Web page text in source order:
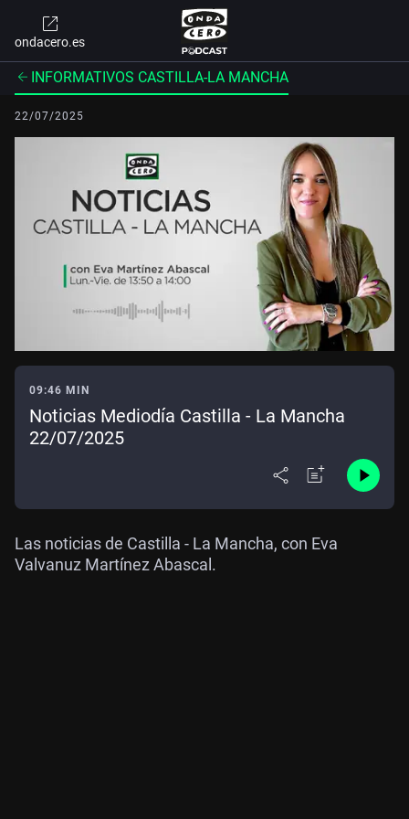
ondacero.es
INFORMATIVOS CASTILLA-LA MANCHA
22/07/2025
09:46 MIN
Noticias Mediodía Castilla - La Mancha
22/07/2025
Las noticias de Castilla - La Mancha, con Eva
Valvanuz Martínez Abascal.